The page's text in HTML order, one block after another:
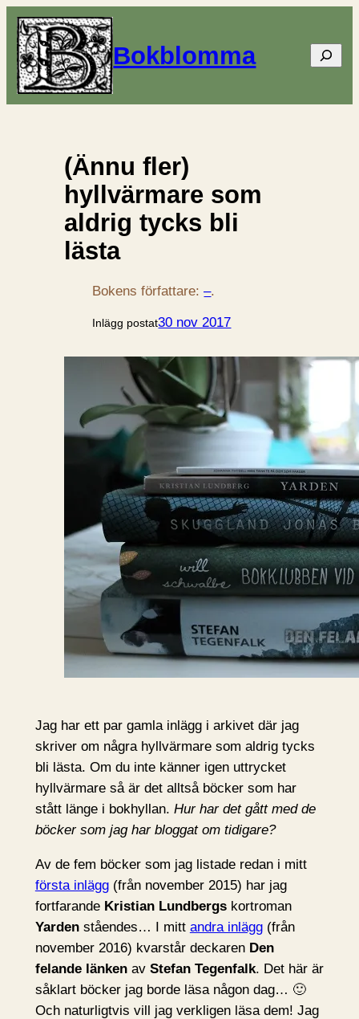
Bokblomma Sök
(Ännu fler)
hyllvärmare som
aldrig tycks bli
lästa
Bokens författare:–.
Inlägg postat30 nov 2017
Jag har ett par gamla inlägg i arkivet där jag
skriver om några hyllvärmare som aldrig tycks
bli lästa. Om du inte känner igen uttrycket
hyllvärmare så är det alltså böcker som har
stått länge i bokhyllan. Hur har det gått med de
böcker som jag har bloggat om tidigare?
Av de fem böcker som jag listade redan i mitt
första inlägg(från november 2015) har jag
fortfarande Kristian Lundbergskortroman
Yardenståendes… I mitt andra inlägg(från
november 2016) kvarstår deckaren Den
felande länkenavStefan Tegenfalk. Det här är
såklart böcker jag borde läsa någon dag… 🙂
Och naturligtvis vill jag verkligen läsa dem! Jag